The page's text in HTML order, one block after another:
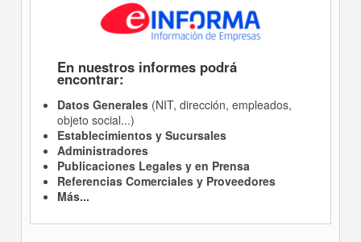
En nuestros informes podrá
encontrar:
Datos Generales(NIT, dirección, empleados,
objeto social...)
Establecimientos y Sucursales
Administradores
Publicaciones Legales y en Prensa
Referencias Comerciales y Proveedores
Más...